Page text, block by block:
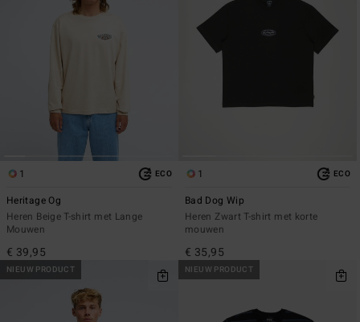
1 ECO
Heritage Og
Heren Beige T-shirt met Lange
Mouwen
€ 39,95
1 ECO
Bad Dog Wip
Heren Zwart T-shirt met korte
mouwen
€ 35,95
NIEUW PRODUCT NIEUW PRODUCT